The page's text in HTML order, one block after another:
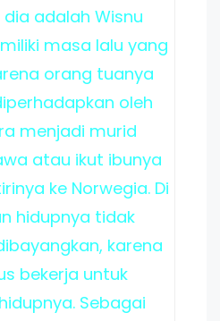
adalah Wisnu
masa lalu yang
orang tuanya
oleh
menjadi murid
atau ikut ibunya
ke Norwegia. Di
hidupnya tidak
karena
bekerja untuk
Sebagai